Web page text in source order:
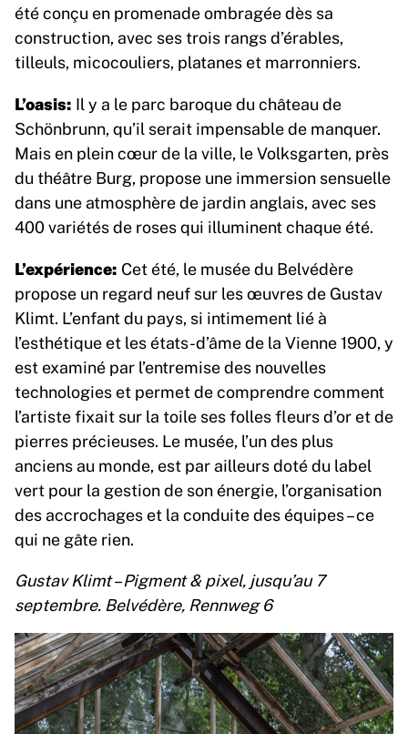
été conçu en promenade ombragée dès sa
construction, avec ses trois rangs d’érables,
tilleuls, micocouliers, platanes et marronniers.
L’oasis: Il y a le parc baroque du château de
Schönbrunn, qu’il serait impensable de manquer.
Mais en plein cœur de la ville, le Volksgarten, près
du théâtre Burg, propose une immersion sensuelle
dans une atmosphère de jardin anglais, avec ses
400 variétés de roses qui illuminent chaque été.
L’expérience: Cet été, le musée du Belvédère
propose un regard neuf sur les œuvres de Gustav
Klimt. L’enfant du pays, si intimement lié à
l’esthétique et les états-d’âme de la Vienne 1900, y
est examiné par l’entremise des nouvelles
technologies et permet de comprendre comment
l’artiste fixait sur la toile ses folles fleurs d’or et de
pierres précieuses. Le musée, l’un des plus
anciens au monde, est par ailleurs doté du label
vert pour la gestion de son énergie, l’organisation
des accrochages et la conduite des équipes – ce
qui ne gâte rien.
Gustav Klimt – Pigment & pixel, jusqu’au 7
septembre. Belvédère, Rennweg 6